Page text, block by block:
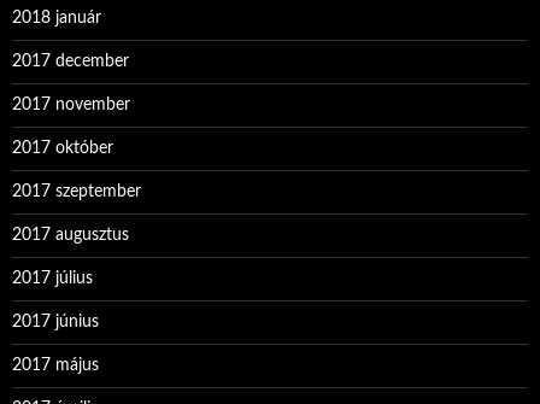
2018 január
2017 december
2017 november
2017 október
2017 szeptember
2017 augusztus
2017 július
2017 június
2017 május